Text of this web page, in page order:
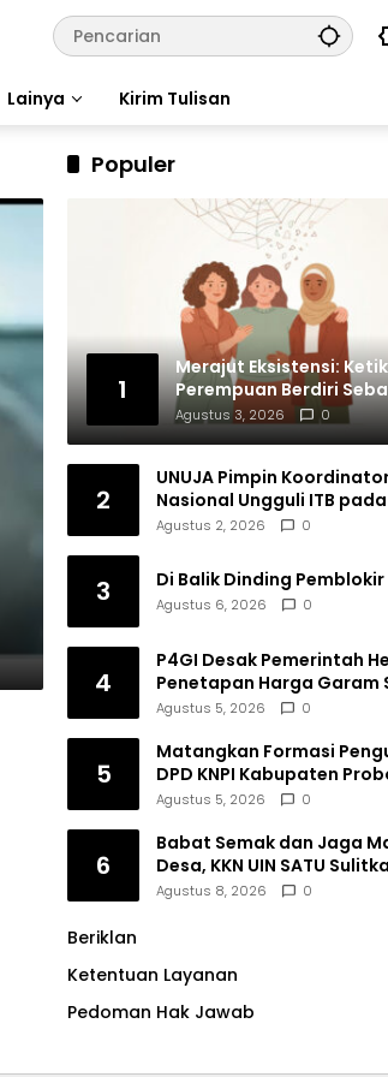
Lainya Kirim Tulisan
Populer
1
Merajut Eksistensi:
Perempuan Berdiri
Subjek
Agustus 3, 2026 0
2
UNUJA Pimpin Koordinator
Nasional Ungguli ITB
BEM SI XIX
Agustus 2, 2026 0
3 Di Balik Dinding Pemblokir
Agustus 6, 2026 0
4
P4GI Desak Pemerintah
Penetapan Harga Garam
oleh Pabrik
Agustus 5, 2026 0
5
Matangkan Formasi
DPD KNPI Kabupaten
Utamakan Komitmen dan
Agustus 5, 2026 0
6
Babat Semak dan Jaga
Desa, KKN UIN SATU
Resiko Pencemaran di
Agustus 8, 2026 0
Beriklan
Ketentuan Layanan
Pedoman Hak Jawab